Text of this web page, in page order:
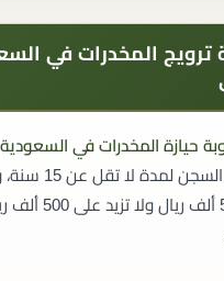
ترويج المخدرات في
حيازة المخدرات في السعودية
الأولي في
تقل عن 50